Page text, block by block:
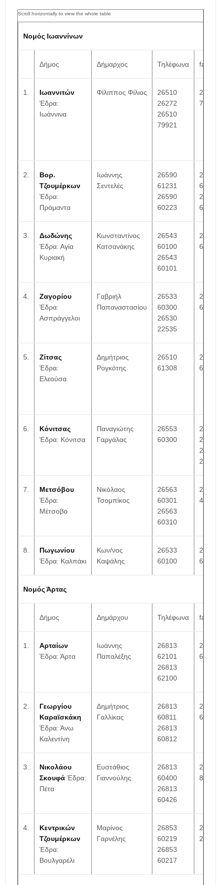
Νομός Ιωαννίνων
Δήμος Δήμαρχος Τηλέφωνα fax
1.
Ιωαννιτών
Έδρα:
Ιωάννινα
Φίλιππος Φίλιος
26510
26272
26510
79921
26510
79739
2.
Βορ.
Τζουμέρκων
Έδρα:
Πράμαντα
Ιωάννης
Σεντελές
26590
61231
26590
60223
26590
61421
26590
62301
3.
Δωδώνης
Έδρα: Αγία
Κυριακή
Κωνσταντίνος
Κατσανάκης
26543
60100
26543
60101
26543
60120
4.
Ζαγορίου
Έδρα:
Ασπράγγελοι
Γαβριήλ
Παπαναστασίου
26533
60300
26530
22535
26533
60323
5.
Ζίτσας
Έδρα:
Ελεούσα
Δημήτριος
Ρογκότης
26510
61308
26510
62794
6.
Κόνιτσας
Έδρα: Κόνιτσα
Παναγιώτης
Γαργάλας
26553
60300
26550
24000
26550
23000
7.
Μετσόβου
Έδρα:
Μέτσοβο
Νικόλαος
Τσομπίκος
26563
60301
26563
60310
26560
41373
8.
Πωγωνίου
Έδρα: Καλπάκι
Κων/νος
Καψάλης
26533
60100
26533
60103
Νομός Άρτας
Δήμος Δημάρχου Τηλέφωνα fax
1.
Αρταίων
Έδρα: Άρτα
Ιωάννης
Παπαλέξης
26813
62101
26813
62100
26813
62253
2.
Γεωργίου
Καραϊσκάκη
Έδρα: Άνω
Καλεντίνη
Δημήτριος
Γαλλίκας
26813
60811
26813
60812
26810
67690
3.
Νικολάου
Σκουφά Έδρα:
Πέτα
Ευστάθιος
Γιαννούλης
26813
60400
26813
60426
26810
83259
4.
Κεντρικών
Τζουμέρκων
Έδρα:
Βουλγαρέλι
Μαρίνος
Γαρνέλης
26853
60219
26853
60217
26850
22223